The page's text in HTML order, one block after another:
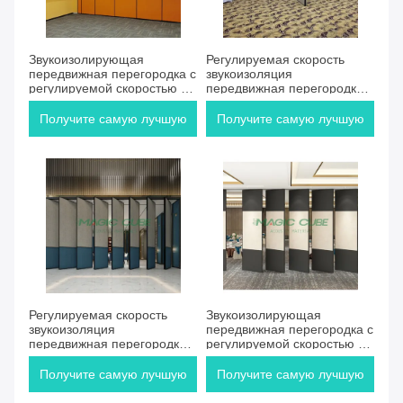
Звукоизолирующая
передвижная перегородка с
регулируемой скоростью и
высокой гибкостью для
профессионального
Получите самую лучшую
Регулируемая скорость
звукоизоляция
передвижная перегородка с
высокой гибкостью для
совместных рабочих мест
Получите самую лучшую
Регулируемая скорость
звукоизоляция
передвижная перегородка с
высокой гибкостью для
профессионального
Получите самую лучшую
Звукоизолирующая
передвижная перегородка с
регулируемой скоростью и
высокой гибкостью для
профессионального
Получите самую лучшую